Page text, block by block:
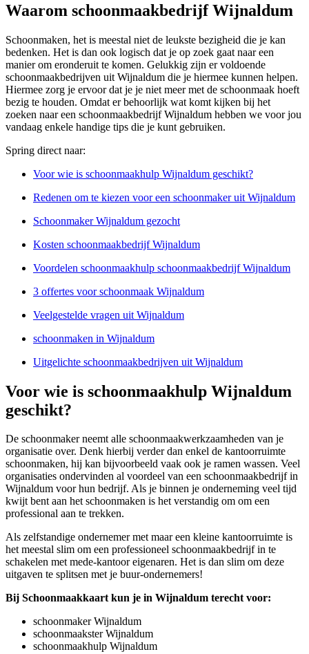
Waarom schoonmaakbedrijf Wijnaldum
Schoonmaken, het is meestal niet de leukste bezigheid die je kan
bedenken. Het is dan ook logisch dat je op zoek gaat naar een
manier om eronderuit te komen. Gelukkig zijn er voldoende
schoonmaakbedrijven uit Wijnaldum die je hiermee kunnen helpen.
Hiermee zorg je ervoor dat je je niet meer met de schoonmaak hoeft
bezig te houden. Omdat er behoorlijk wat komt kijken bij het
zoeken naar een schoonmaakbedrijf Wijnaldum hebben we voor jou
vandaag enkele handige tips die je kunt gebruiken.
Spring direct naar:
Voor wie is schoonmaakhulp Wijnaldum geschikt?
Redenen om te kiezen voor een schoonmaker uit Wijnaldum
Schoonmaker Wijnaldum gezocht
Kosten schoonmaakbedrijf Wijnaldum
Voordelen schoonmaakhulp schoonmaakbedrijf Wijnaldum
3 offertes voor schoonmaak Wijnaldum
Veelgestelde vragen uit Wijnaldum
schoonmaken in Wijnaldum
Uitgelichte schoonmaakbedrijven uit Wijnaldum
Voor wie is schoonmaakhulp Wijnaldum
geschikt?
De schoonmaker neemt alle schoonmaakwerkzaamheden van je
organisatie over. Denk hierbij verder dan enkel de kantoorruimte
schoonmaken, hij kan bijvoorbeeld vaak ook je ramen wassen. Veel
organisaties ondervinden al voordeel van een schoonmaakbedrijf in
Wijnaldum voor hun bedrijf. Als je binnen je onderneming veel tijd
kwijt bent aan het schoonmaken is het verstandig om om een
professional aan te trekken.
Als zelfstandige ondernemer met maar een kleine kantoorruimte is
het meestal slim om een professioneel schoonmaakbedrijf in te
schakelen met mede-kantoor eigenaren. Het is dan slim om deze
uitgaven te splitsen met je buur-ondernemers!
Bij Schoonmaakkaart kun je in Wijnaldum terecht voor:
schoonmaker Wijnaldum
schoonmaakster Wijnaldum
schoonmaakhulp Wijnaldum